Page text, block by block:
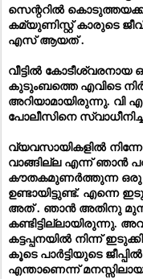
സെന്ററിൽ
കമ്യുണിസ്റ്റ് കാരുടെ
എസ് ആയത്‌ .
വീട്ടിൽ
കുടുംബത്തെ എവിടെ
അറിയാമായിരുന്നു. വി
പോലീസിനെ സ്വാധീനിച്ചു
വ്യവസായികളിൽ നിന്നോ
വാങ്ങില്ല എന്ന്‌ ഞാൻ
കൗതകമുണർത്തുന്ന ഒരു
ഉണ്ടായിട്ടുണ്ട്. എന്നെ
അത് . ഞാൻ അതിനു
കണ്ടിട്ടില്ലായിരുന്നു.
കട്ടപ്പനയിൽ നിന്ന്
കൂടെ പാർട്ടിയുടെ
എന്താണെന്ന്